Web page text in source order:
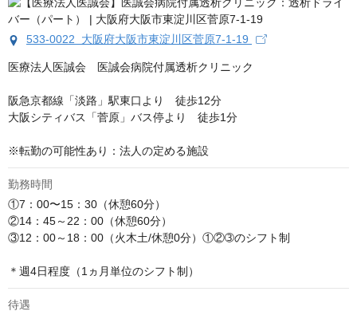
533-0022 大阪府大阪市東淀川区菅原7-1-19
医療法人医誠会　医誠会病院付属透析クリニック
阪急京都線「淡路」駅東口より　徒歩12分
大阪シティバス「菅原」バス停より　徒歩1分
※転勤の可能性あり：法人の定める施設
勤務時間
①7：00〜15：30（休憩60分）
②14：45～22：00（休憩60分）
③12：00～18：00（火木土/休憩0分）①②➂のシフト制
＊週4日程度（1ヵ月単位のシフト制）
待遇